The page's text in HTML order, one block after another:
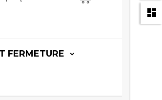
FERMETURE